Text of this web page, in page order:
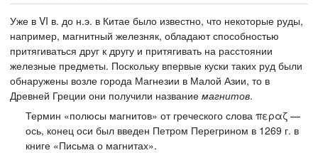
Уже в VI в. до н.э. в Китае было известно, что некоторые руды,
например, магнитный железняк, обладают способностью
притягиваться друг к другу и притягивать на расстоянии
железные предметы. Поскольку впервые куски таких руд были
обнаружены возле города Магнезии в Малой Азии, то в
Древней Греции они получили название магнитов.
Термин «полюсы магнитов» от греческого слова περαζ —
ось, конец оси был введен Петром Перегрином в 1269 г. в
книге «Письма о магнитах».